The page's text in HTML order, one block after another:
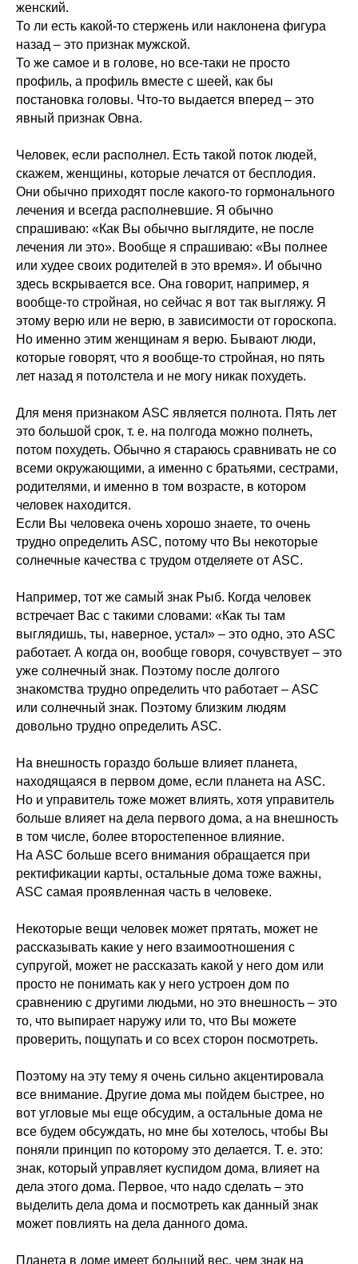
женский.
То ли есть какой-то стержень или наклонена фигура
назад – это признак мужской.
То же самое и в голове, но все-таки не просто
профиль, а профиль вместе с шеей, как бы
постановка головы. Что-то выдается вперед – это
явный признак Овна.
Человек, если располнел. Есть такой поток людей,
скажем, женщины, которые лечатся от бесплодия.
Они обычно приходят после какого-то гормонального
лечения и всегда располневшие. Я обычно
спрашиваю: «Как Вы обычно выглядите, не после
лечения ли это». Вообще я спрашиваю: «Вы полнее
или худее своих родителей в это время». И обычно
здесь вскрывается все. Она говорит, например, я
вообще-то стройная, но сейчас я вот так выгляжу. Я
этому верю или не верю, в зависимости от гороскопа.
Но именно этим женщинам я верю. Бывают люди,
которые говорят, что я вообще-то стройная, но пять
лет назад я потолстела и не могу никак похудеть.
Для меня признаком ASC является полнота. Пять лет
это большой срок, т. е. на полгода можно полнеть,
потом похудеть. Обычно я стараюсь сравнивать не со
всеми окружающими, а именно с братьями, сестрами,
родителями, и именно в том возрасте, в котором
человек находится.
Если Вы человека очень хорошо знаете, то очень
трудно определить ASC, потому что Вы некоторые
солнечные качества с трудом отделяете от ASC.
Например, тот же самый знак Рыб. Когда человек
встречает Вас с такими словами: «Как ты там
выглядишь, ты, наверное, устал» – это одно, это ASC
работает. А когда он, вообще говоря, сочувствует – это
уже солнечный знак. Поэтому после долгого
знакомства трудно определить что работает – ASC
или солнечный знак. Поэтому близким людям
довольно трудно определить ASC.
На внешность гораздо больше влияет планета,
находящаяся в первом доме, если планета на ASC.
Но и управитель тоже может влиять, хотя управитель
больше влияет на дела первого дома, а на внешность
в том числе, более второстепенное влияние.
На ASC больше всего внимания обращается при
ректификации карты, остальные дома тоже важны,
ASC самая проявленная часть в человеке.
Некоторые вещи человек может прятать, может не
рассказывать какие у него взаимоотношения с
супругой, может не рассказать какой у него дом или
просто не понимать как у него устроен дом по
сравнению с другими людьми, но это внешность – это
то, что выпирает наружу или то, что Вы можете
проверить, пощупать и со всех сторон посмотреть.
Поэтому на эту тему я очень сильно акцентировала
все внимание. Другие дома мы пойдем быстрее, но
вот угловые мы еще обсудим, а остальные дома не
все будем обсуждать, но мне бы хотелось, чтобы Вы
поняли принцип по которому это делается. Т. е. это:
знак, который управляет куспидом дома, влияет на
дела этого дома. Первое, что надо сделать – это
выделить дела дома и посмотреть как данный знак
может повлиять на дела данного дома.
Планета в доме имеет больший вес, чем знак на